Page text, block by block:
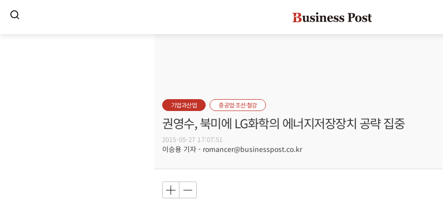
기업과산업 중공업·조선·철강
권영수, 북미에 LG화학의 에너지저장장치 공략 집중
2015-05-27 17:07:51
이승용 기자 - romancer@businesspost.co.kr